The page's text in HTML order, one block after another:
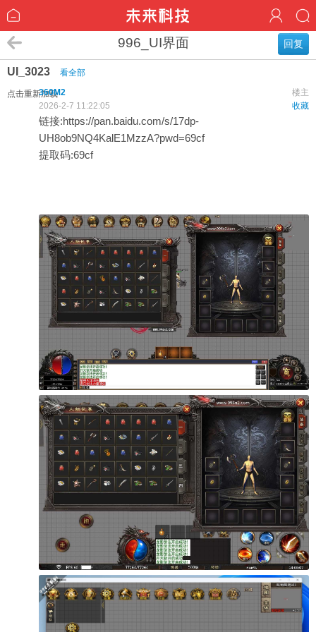
回复
996_UI界面
UI_3023 看全部
点击重新加载 楼主
360M2
收藏
2026-2-7 11:22:05
链接:https://pan.baidu.com/s/17dp-
UH8ob9NQ4KalE1MzzA?pwd=69cf
提取码:69cf